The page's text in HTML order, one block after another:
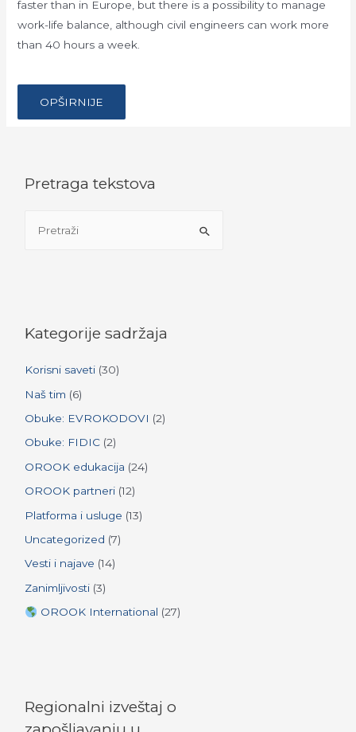
faster than in Europe, but there is a possibility to manage
work-life balance, although civil engineers can work more
than 40 hours a week.
…
MOVING
ABROAD:
CIVIL
OPŠIRNIJE
Pretraga tekstova
h
o
r
:
Kategorije sadržaja
Korisni saveti (30)
Naš tim (6)
Obuke: EVROKODOVI (2)
Obuke: FIDIC (2)
OROOK edukacija (24)
OROOK partneri (12)
Platforma i usluge (13)
Uncategorized (7)
Vesti i najave (14)
Zanimljivosti (3)
OROOK International (27)
Regionalni izveštaj o